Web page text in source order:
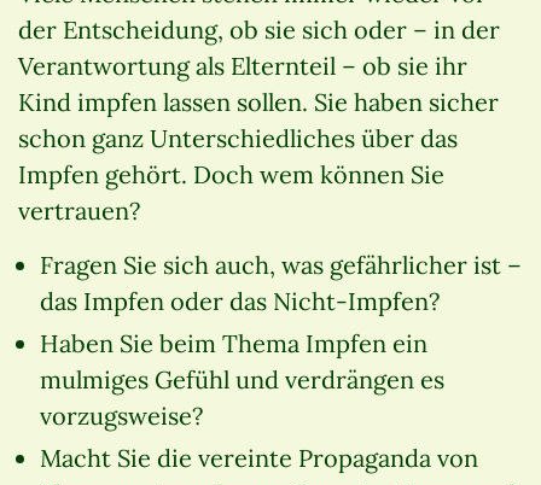
der Entscheidung, ob sie sich oder – in der
Verantwortung als Elternteil – ob sie ihr
Kind impfen lassen sollen. Sie haben sicher
schon ganz Unterschiedliches über das
Impfen gehört. Doch wem können Sie
vertrauen?
Fragen Sie sich auch, was gefährlicher ist –
das Impfen oder das Nicht-Impfen?
Haben Sie beim Thema Impfen ein
mulmiges Gefühl und verdrängen es
vorzugsweise?
Macht Sie die vereinte Propaganda von